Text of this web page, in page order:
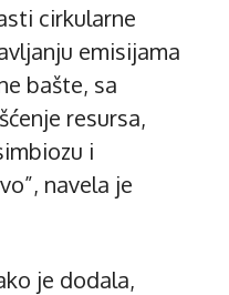
cirkularne
emisijama
bašte, sa
resursa,
i
navela je
je dodala,